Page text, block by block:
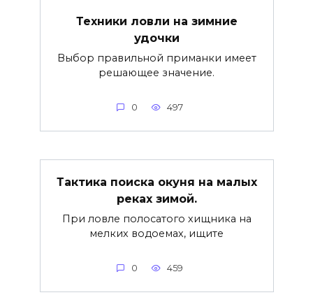
Техники ловли на зимние
удочки
Выбор правильной приманки имеет
решающее значение.
0 497
Тактика поиска окуня на малых
реках зимой.
При ловле полосатого хищника на
мелких водоемах, ищите
0 459